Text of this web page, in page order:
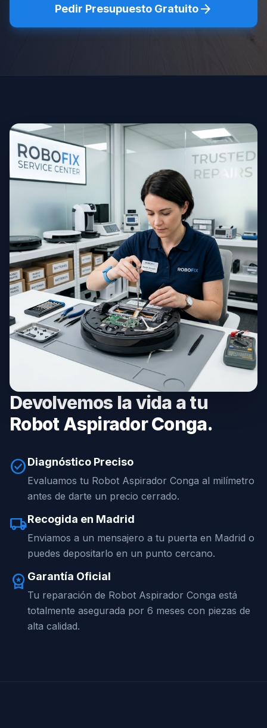
Pedir Presupuesto Gratuitoarrow_forward
Devolvemos la vida a tu
Robot Aspirador Conga.
check_circleDiagnóstico Preciso
Evaluamos tu Robot Aspirador Conga al milímetro
antes de darte un precio cerrado.
local_shippingRecogida en Madrid
Enviamos a un mensajero a tu puerta en Madrid o
puedes depositarlo en un punto cercano.
workspace_premium Garantía Oficial
Tu reparación de Robot Aspirador Conga está
totalmente asegurada por 6 meses con piezas de
alta calidad.